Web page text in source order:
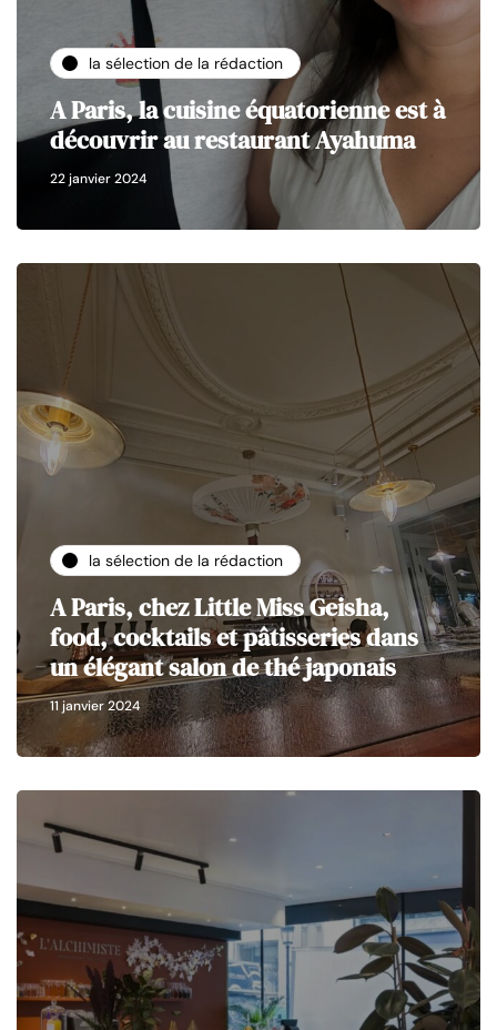
la sélection de la rédaction
A Paris, la cuisine équatorienne est à
découvrir au restaurant Ayahuma
22 janvier 2024
la sélection de la rédaction
A Paris, chez Little Miss Geisha,
food, cocktails et pâtisseries dans
un élégant salon de thé japonais
11 janvier 2024